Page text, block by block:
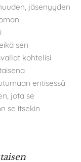
jäsenyyden
sen
kohtelisi
entisessä
jota se
se itsekin